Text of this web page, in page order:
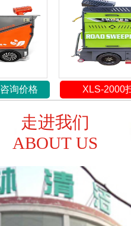
咨询价格 XLS-2000
走进我们
ABOUT US